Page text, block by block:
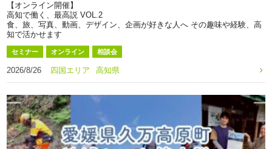
【オンライン開催】
高知で働く、最高説 VOL.2
食、旅、写真、動画、デザイン、企画が好きな人へ その趣味や経験、高
知で活かせます
セミナー オンライン 相談会
2026/8/26 四国エリア 高知県